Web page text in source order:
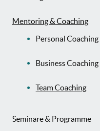
Mentoring & Coaching
Personal Coaching
Business Coaching
Team Coaching
Seminare & Programme